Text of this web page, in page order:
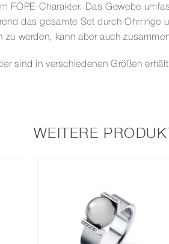
FOPE-Charakter. Das Gewebe
das gesamte Set durch
werden, kann aber auch
sind in verschiedenen Größen
WEITERE